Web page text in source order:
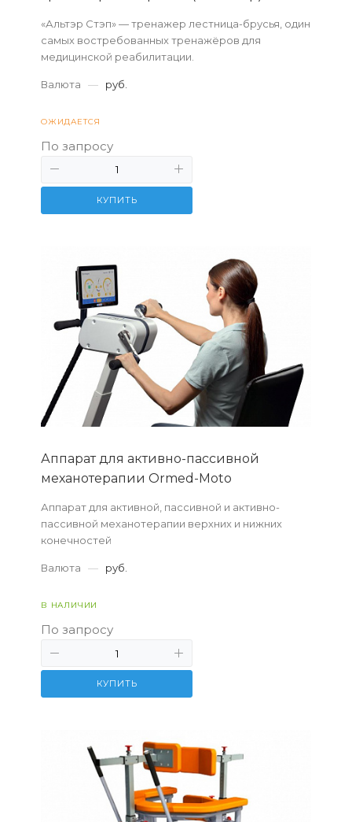
«Альтэр Стэп» — тренажер лестница-брусья, один
самых востребованных тренажёров для
медицинской реабилитации.
Валюта — руб.
ОЖИДАЕТСЯ
По запросу
КУПИТЬ
Аппарат для активно-пассивной
механотерапии Ormed-Moto
Аппарат для активной, пассивной и активно-
пассивной механотерапии верхних и нижних
конечностей
Валюта — руб.
В НАЛИЧИИ
По запросу
КУПИТЬ